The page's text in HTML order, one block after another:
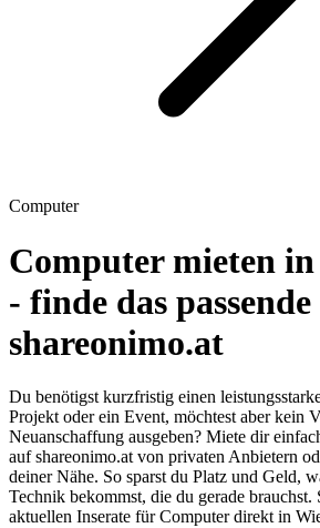
Computer
Computer mieten in
- finde das
shareonimo.at
Du benötigst kurzfristig einen
Projekt oder ein Event, möchtest aber kein
Neuanschaffung ausgeben? Miete dir
auf shareonimo.at von privaten Anbietern
deiner Nähe. So sparst du Platz und Geld,
Technik bekommst, die du gerade brauchst.
aktuellen Inserate für Computer direkt in